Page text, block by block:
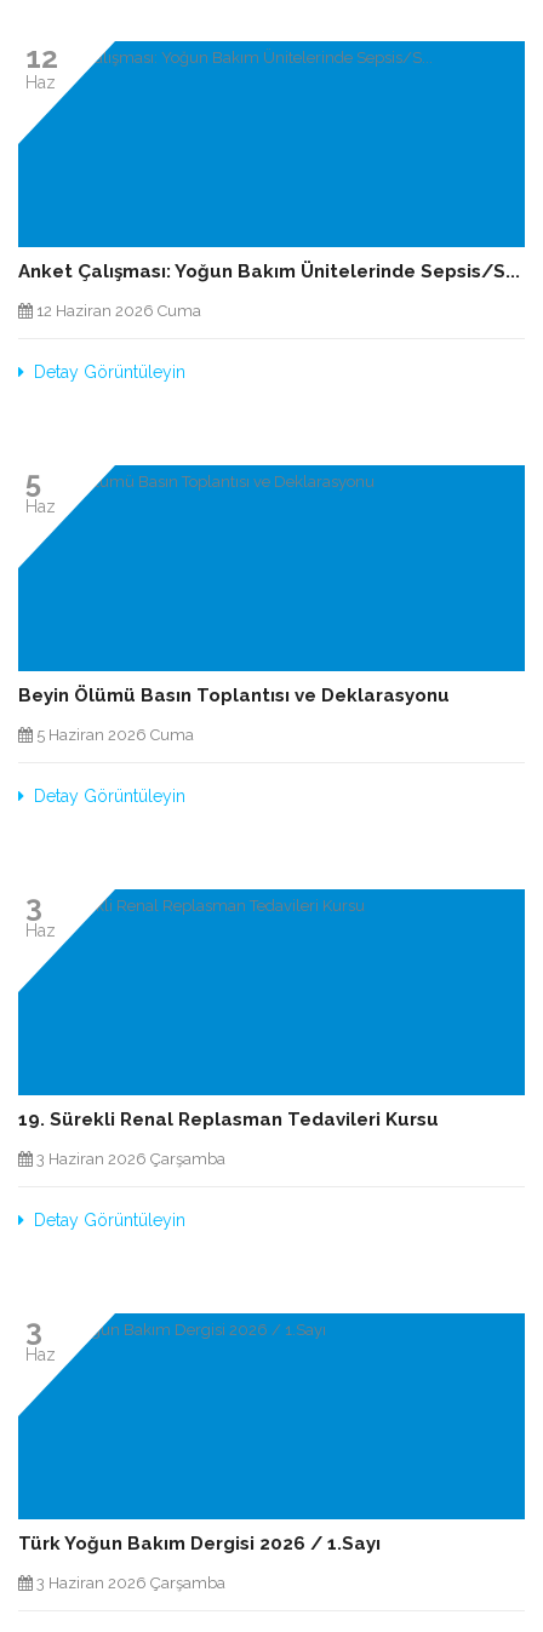
12
Haz
Anket Çalışması: Yoğun Bakım Ünitelerinde Sepsis/S...
12 Haziran 2026 Cuma
Detay Görüntüleyin
5
Haz
Beyin Ölümü Basın Toplantısı ve Deklarasyonu
5 Haziran 2026 Cuma
Detay Görüntüleyin
3
Haz
19. Sürekli Renal Replasman Tedavileri Kursu
3 Haziran 2026 Çarşamba
Detay Görüntüleyin
3
Haz
Türk Yoğun Bakım Dergisi 2026 / 1.Sayı
3 Haziran 2026 Çarşamba